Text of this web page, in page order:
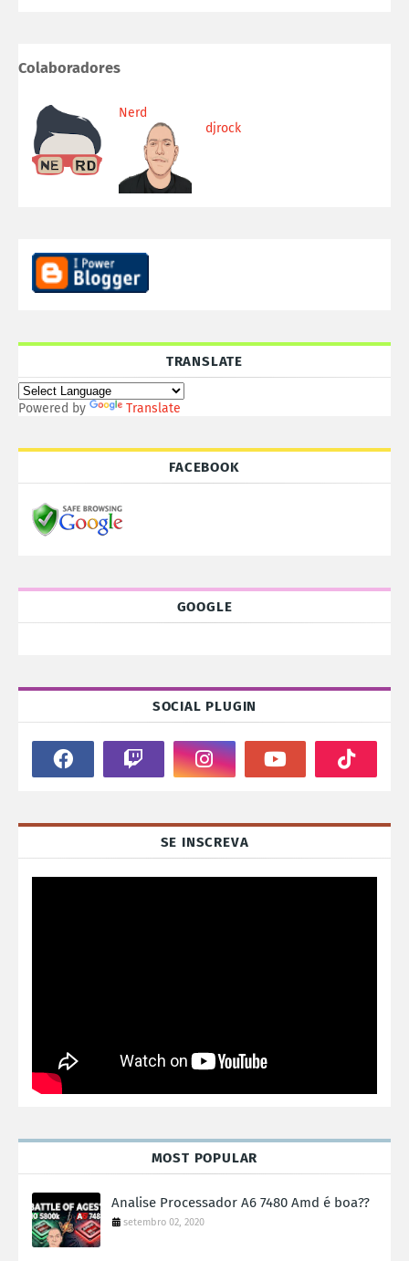
Colaboradores
Nerd
djrock
TRANSLATE
Powered by Translate
FACEBOOK
GOOGLE
SOCIAL PLUGIN
SE INSCREVA
MOST POPULAR
Analise Processador A6 7480 Amd é boa??
setembro 02, 2020